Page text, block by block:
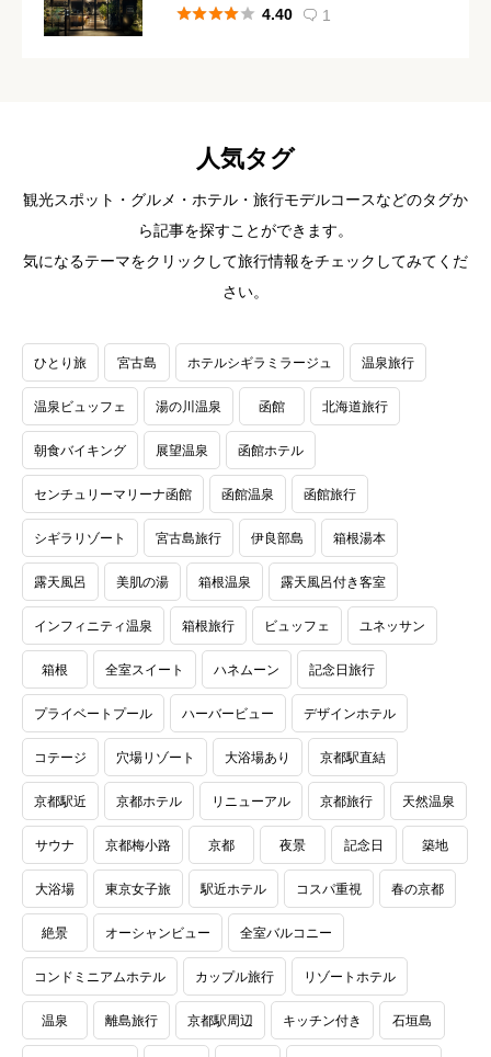
ュール 大阪なんば 宿泊記｜女子旅
 4.40  1
人気タグ
観光スポット・グルメ・ホテル・旅行モデルコースなどのタグか
ら記事を探すことができます。
気になるテーマをクリックして旅行情報をチェックしてみてくだ
さい。
ひとり旅 宮古島 ホテルシギラミラージュ 温泉旅行
温泉ビュッフェ 湯の川温泉 函館 北海道旅行
朝食バイキング 展望温泉 函館ホテル
センチュリーマリーナ函館 函館温泉 函館旅行
シギラリゾート 宮古島旅行 伊良部島 箱根湯本
露天風呂 美肌の湯 箱根温泉 露天風呂付き客室
インフィニティ温泉 箱根旅行 ビュッフェ ユネッサン
箱根 全室スイート ハネムーン 記念日旅行
プライベートプール ハーバービュー デザインホテル
コテージ 穴場リゾート 大浴場あり 京都駅直結
京都駅近 京都ホテル リニューアル 京都旅行 天然温泉
サウナ 京都梅小路 京都 夜景 記念日 築地
大浴場 東京女子旅 駅近ホテル コスパ重視 春の京都
絶景 オーシャンビュー 全室バルコニー
コンドミニアムホテル カップル旅行 リゾートホテル
温泉 離島旅行 京都駅周辺 キッチン付き 石垣島